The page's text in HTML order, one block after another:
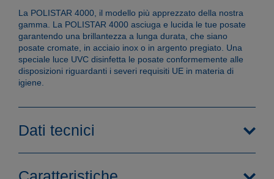
La POLISTAR 4000, il modello più apprezzato della nostra
gamma. La POLISTAR 4000 asciuga e lucida le tue posate
garantendo una brillantezza a lunga durata, che siano
posate cromate, in acciaio inox o in argento pregiato. Una
speciale luce UVC disinfetta le posate conformemente alle
disposizioni riguardanti i severi requisiti UE in materia di
igiene.
Dati tecnici